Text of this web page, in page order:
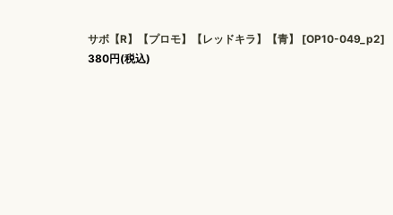
サボ【R】【プロモ】【レッドキラ】【青】 [OP10-049_p2]
380円(税込)